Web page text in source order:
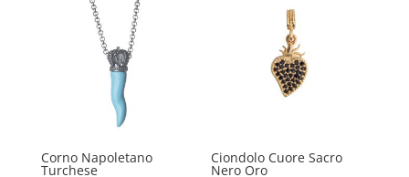
Corno Napoletano
Turchese
Ciondolo Cuore Sacro
Nero Oro